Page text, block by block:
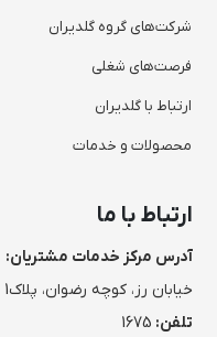
شرکت‌های گروه گلدیران
فرصت‌های شغلی
ارتباط با گلدیران
محصولات و خدمات
ارتباط با ما
آدرس مرکز خدمات مشتریان:
خیابان رز، کوچه رضوان، پلاک1
تلفن: 1675